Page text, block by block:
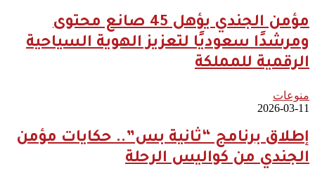
مؤمن الجندي يؤهل 45 صانع محتوى
ومرشدًا سعوديًا لتعزيز الهوية السياحية
الرقمية للمملكة
منوعات
2026-03-11
إطلاق برنامج “ثانية بس”.. حكايات مؤمن
الجندي من كواليس الرحلة